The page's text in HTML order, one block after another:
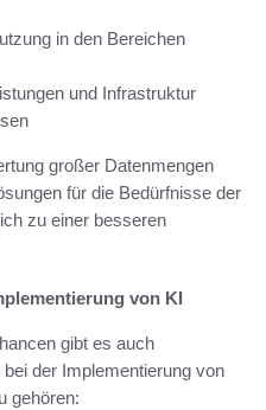
in den Bereichen
und Infrastruktur
großer Datenmengen
für die Bedürfnisse der
zu einer besseren
von KI
gibt es auch
der Implementierung von
gehören: